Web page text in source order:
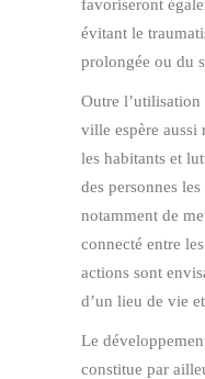
favoriseront
évitant le
prolongée ou du
Outre
ville espère aussi
les habitants et
des personnes
notamment de
connecté entre
actions sont
d’un lieu de vie
Le
constitue par